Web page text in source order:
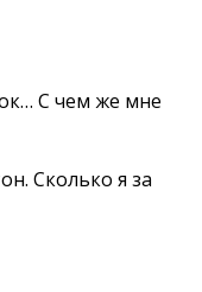
С чем же мне
Сколько я за